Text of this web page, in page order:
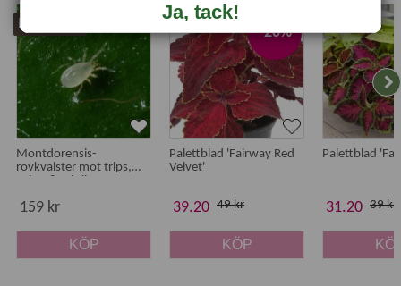
Bästsäljare
Montdorensis-
rovkvalster mot trips,
159 kr
KÖP
-20%
Palettblad 'Fairway Red
Velvet'
39.20 49 kr
KÖP
Palettblad
31.20 39 kr
Ja, tack!